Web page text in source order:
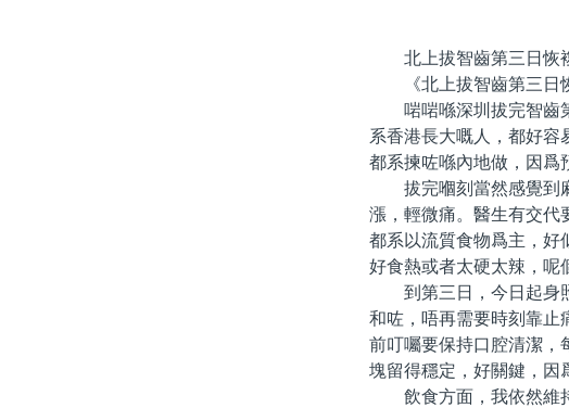
北上拔智齒第三日恢
《北上拔智齒第三日恢
啱啱喺深圳拔完智齒第
系香港長大嘅人，都好容
都系揀咗喺內地做，因爲
拔完嗰刻當然感覺到麻
漲，輕微痛。醫生有交代
都系以流質食物爲主，好
好食熱或者太硬太辣，呢
到第三日，今日起身照
和咗，唔再需要時刻靠止
前叮囑要保持口腔清潔，
塊留得穩定，好關鍵，因
飲食方面，我依然維持